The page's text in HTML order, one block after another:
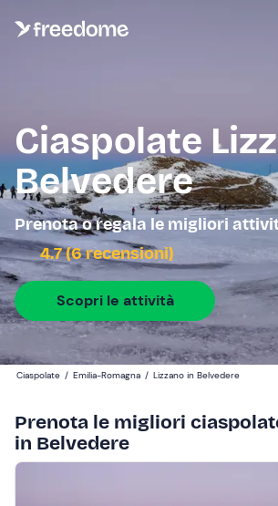
Ciaspolate
Belvedere
Prenota o regala le migliori
4.7 (6 recensioni)
Scopri le attività
Ciaspolate / Emilia-Romagna / Lizzano in Belvedere
Prenota le migliori
in Belvedere